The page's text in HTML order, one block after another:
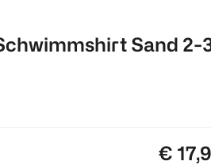
Sand 2-
Preis:
€